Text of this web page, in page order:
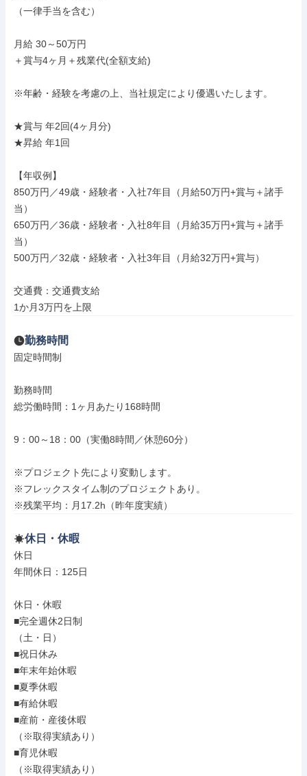
（一律手当を含む）
月給 30～50万円
＋賞与4ヶ月＋残業代(全額支給)
※年齢・経験を考慮の上、当社規定により優遇いたします。
★賞与 年2回(4ヶ月分)
★昇給 年1回
【年収例】
850万円／49歳・経験者・入社7年目（月給50万円+賞与＋諸手
当）
650万円／36歳・経験者・入社8年目（月給35万円+賞与＋諸手
当）
500万円／32歳・経験者・入社3年目（月給32万円+賞与）
交通費：交通費支給
1か月3万円を上限
勤務時間
固定時間制
勤務時間
総労働時間：1ヶ月あたり168時間
9：00～18：00（実働8時間／休憩60分）
※プロジェクト先により変動します。
※フレックスタイム制のプロジェクトあり。
※残業平均：月17.2h（昨年度実績）
休日・休暇
休日
年間休日：125日
休日・休暇
■完全週休2日制
（土・日）
■祝日休み
■年末年始休暇
■夏季休暇
■有給休暇
■産前・産後休暇
（※取得実績あり）
■育児休暇
（※取得実績あり）